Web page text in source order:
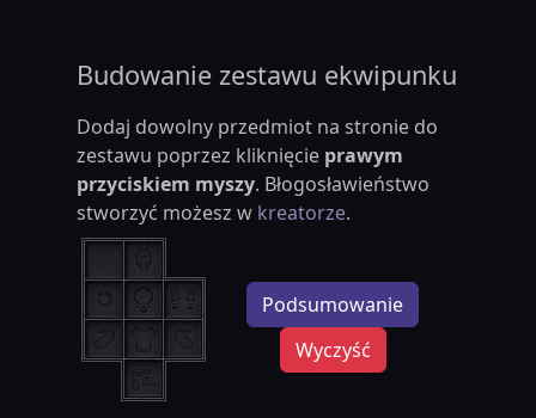
Budowanie zestawu ekwipunku
Dodaj dowolny przedmiot na stronie do
zestawu poprzez kliknięcie prawym
przyciskiem myszy. Błogosławieństwo
stworzyć możesz w kreatorze.
Podsumowanie
Wyczyść